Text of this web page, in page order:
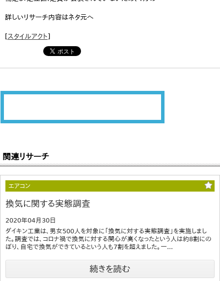
詳しいリサーチ内容はネタ元へ
[スタイルアクト]
関連リサーチ
エアコン
換気に関する実態調査
2020年04月30日
ダイキン工業は、男女500人を対象に「換気に対する実態調査」を実施しまし
た。調査では、コロナ禍で換気に対する関心が高くなったという人は約8割にの
ぼり、自宅で換気ができているという人も7割を超えました。一...
続きを読む